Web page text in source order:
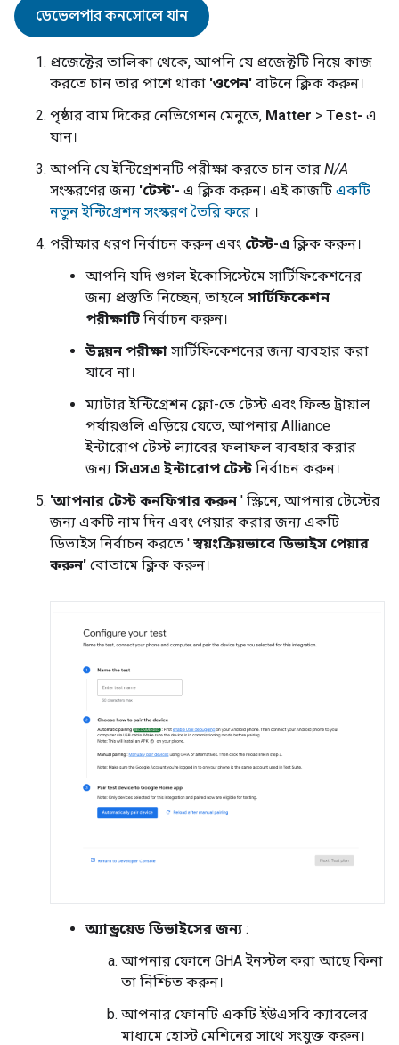
ডেভেলপার কনসোলে যান
প্রজেক্টের তালিকা থেকে, আপনি যে প্রজেক্টটি নিয়ে কাজ
করতে চান তার পাশে থাকা 'ওপেন' বাটনে ক্লিক করুন।
পৃষ্ঠার বাম দিকের নেভিগেশন মেনুতে, Matter > Test- এ
যান।
আপনি যে ইন্টিগ্রেশনটি পরীক্ষা করতে চান তার N/A
সংস্করণের জন্য 'টেস্ট'- এ ক্লিক করুন। এই কাজটি একটি
নতুন ইন্টিগ্রেশন সংস্করণ তৈরি করে ।
পরীক্ষার ধরণ নির্বাচন করুন এবং টেস্ট-এ ক্লিক করুন।
আপনি যদি গুগল ইকোসিস্টেমে সার্টিফিকেশনের
জন্য প্রস্তুতি নিচ্ছেন, তাহলে সার্টিফিকেশন
পরীক্ষাটি নির্বাচন করুন।
উন্নয়ন পরীক্ষা সার্টিফিকেশনের জন্য ব্যবহার করা
যাবে না।
ম্যাটার ইন্টিগ্রেশন ফ্লো-তে টেস্ট এবং ফিল্ড ট্রায়াল
পর্যায়গুলি এড়িয়ে যেতে, আপনার Alliance
ইন্টারোপ টেস্ট ল্যাবের ফলাফল ব্যবহার করার
জন্য সিএসএ ইন্টারোপ টেস্ট নির্বাচন করুন।
'আপনার টেস্ট কনফিগার করুন ' স্ক্রিনে, আপনার টেস্টের
জন্য একটি নাম দিন এবং পেয়ার করার জন্য একটি
ডিভাইস নির্বাচন করতে ' স্বয়ংক্রিয়ভাবে ডিভাইস পেয়ার
করুন' বোতামে ক্লিক করুন।
অ্যান্ড্রয়েড ডিভাইসের জন্য :
আপনার ফোনে GHAইনস্টল করা আছে কিনা
তা নিশ্চিত করুন।
আপনার ফোনটি একটি ইউএসবি ক্যাবলের
মাধ্যমে হোস্ট মেশিনের সাথে সংযুক্ত করুন।